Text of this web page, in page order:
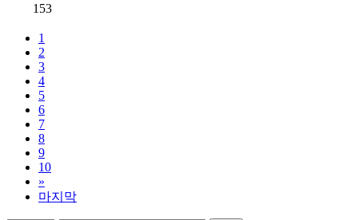
153
1
2
3
4
5
6
7
8
9
10
»
마지막